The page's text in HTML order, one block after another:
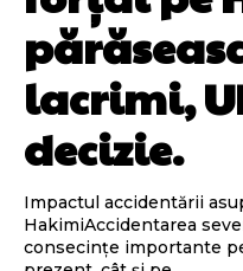
lacrimi,
decizie.
Impactul accidentării
HakimiAccidentarea
consecințe importante